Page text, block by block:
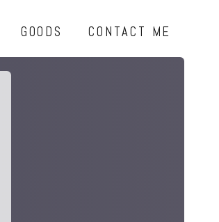
GOODS CONTACT ME